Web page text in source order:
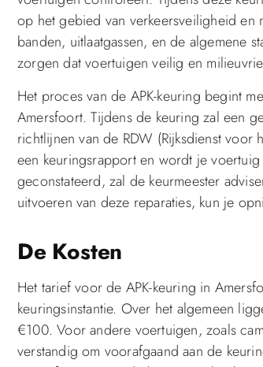
op het gebied van verkeersveiligheid
banden, uitlaatgassen, en de algemene
zorgen dat voertuigen veilig en
Het proces van de APK-keuring begint
Amersfoort. Tijdens de keuring zal een
richtlijnen van de RDW (Rijksdienst
een keuringsrapport en wordt je
geconstateerd, zal de keurmeester
uitvoeren van deze reparaties, kun je
De Kosten
Het tarief voor de APK-keuring in
keuringsinstantie. Over het algemeen
€100. Voor andere voertuigen, zoals
verstandig om voorafgaand aan de